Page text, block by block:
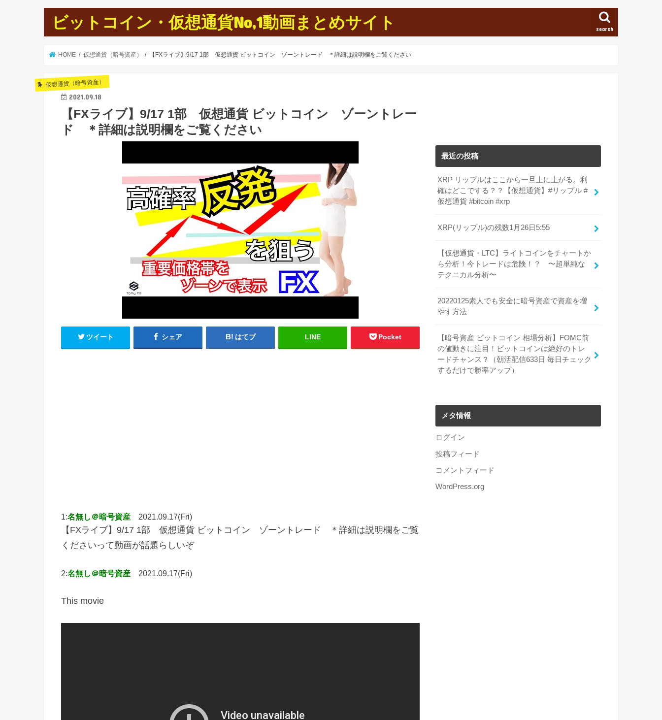
ビットコイン・仮想通貨No,1動画まとめサイト search
HOME 仮想通貨（暗号資産） 【FXライブ】9/17 1部 仮想通貨 ビットコイン ゾーントレード ＊詳細は説明欄をご覧ください
仮想通貨（暗号資産）
2021.09.18
【FXライブ】9/17 1部 仮想通貨 ビットコイン ゾーントレー
ド ＊詳細は説明欄をご覧ください
ツイート シェア はてブ LINE Pocket
1:名無し＠暗号資産 2021.09.17(Fri)
【FXライブ】9/17 1部 仮想通貨 ビットコイン ゾーントレード ＊詳細は説明欄をご覧
くださいって動画が話題らしいぞ
2:名無し＠暗号資産 2021.09.17(Fri)
This movie
最近の投稿
XRP リップルはここから一旦上に上がる。利
確はどこでする？？【仮想通貨】#リップル #
仮想通貨 #bitcoin #xrp
XRP(リップル)の残数1月26日5:55
【仮想通貨・LTC】ライトコインをチャートか
ら分析！今トレードは危険！？ 〜超単純な
テクニカル分析〜
20220125素人でも安全に暗号資産で資産を増
やす方法
【暗号資産 ビットコイン 相場分析】FOMC前
の値動きに注目！ビットコインは絶好のトレ
ードチャンス？（朝活配信633日 毎日チェック
するだけで勝率アップ）
メタ情報
ログイン
投稿フィード
コメントフィード
WordPress.org